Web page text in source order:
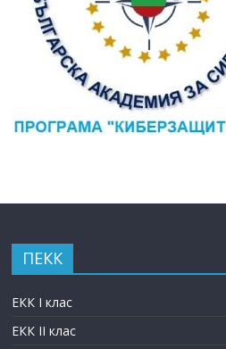
ПЕКК
ЕКК I клас
ЕКК II клас